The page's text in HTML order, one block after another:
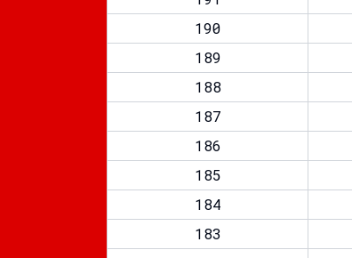
190
189
188
187
186
185
184
183